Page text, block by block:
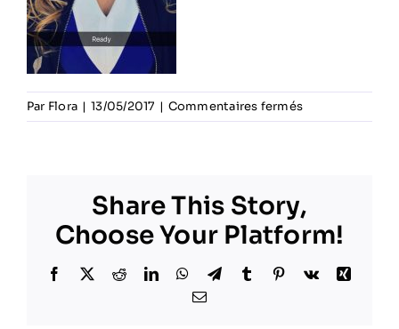
Par Flora | 13/05/2017 | Commentaires ferméssur
Pompom
Share This Story,
Choose Your Platform!
Facebook
X RedditLinkedInWhatsApp
TelegramTumblr Pinterest
Vk
Xing
Email